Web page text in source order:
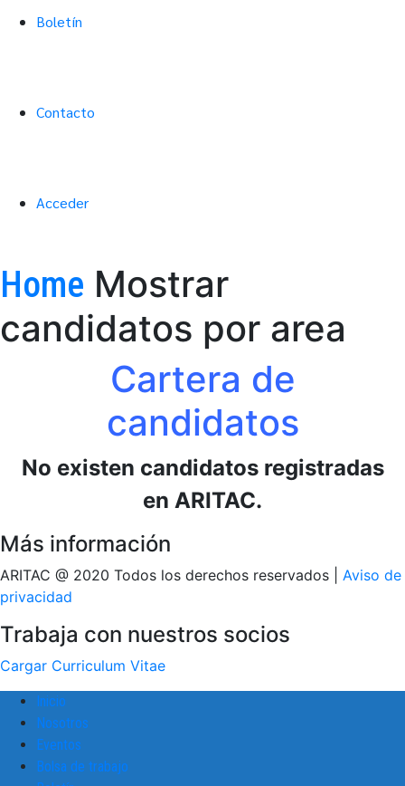
Boletín
Contacto
Acceder
Home Mostrar
candidatos por area
Cartera de
candidatos
No existen candidatos registradas
en ARITAC.
Más información
ARITAC @ 2020 Todos los derechos reservados |
Aviso de
privacidad
Trabaja con nuestros socios
Cargar Curriculum Vitae
Inicio
Nosotros
Eventos
Bolsa de trabajo